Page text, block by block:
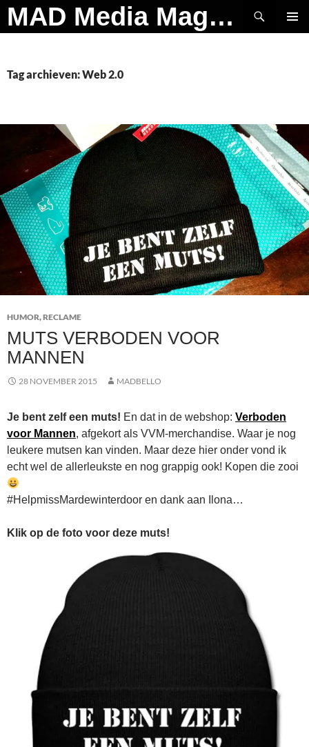
Ga
naar
MAD Media Magazine
Zoeken
Tag archieven: Web 2.0
HUMOR,RECLAME
MUTS VERBODEN VOOR
MANNEN
28 NOVEMBER 2015 MADBELLO
Je bent zelf een muts! En dat in de webshop: Verboden
voor Mannen, afgekort als VVM-merchandise. Waar je nog
leukere mutsen kan vinden. Maar deze hier onder vond ik
echt wel de allerleukste en nog grappig ook! Kopen die zooi
#HelpmissMardewinterdoor en dank aan Ilona…
Klik op de foto voor deze muts!